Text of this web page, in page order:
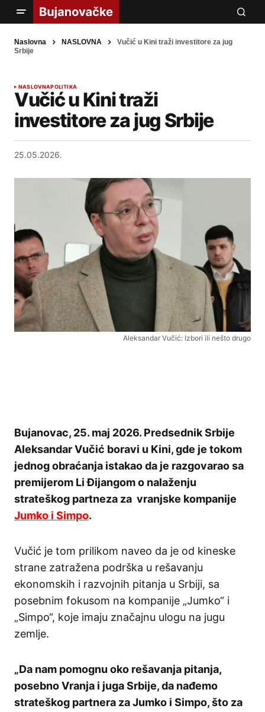
Naslovna NASLOVNA
Vučić u Kini traži investitore za jug
Srbije
NASLOVNAPOLITIKA
Vučić u Kini traži
investitore za jug Srbije
25.05.2026.
Aleksandar Vučić: Izbori ili nešto drugo
Bujanovac, 25. maj 2026. Predsednik Srbije
Aleksandar Vučić boravi u Kini, gde je tokom
jednog obraćanja istakao da je razgovarao sa
premijerom Li Đijangom o nalaženju
strateškog partneza za vranjske kompanije
Jumko i Simpo.
Vučić je tom prilikom naveo da je od kineske
strane zatražena podrška u rešavanju
ekonomskih i razvojnih pitanja u Srbiji, sa
posebnim fokusom na kompanije „Jumko“ i
„Simpo“, koje imaju značajnu ulogu na jugu
zemlje.
„Da nam pomognu oko rešavanja pitanja,
posebno Vranja i juga Srbije, da nađemo
strateškog partnera za Jumko i Simpo, što za